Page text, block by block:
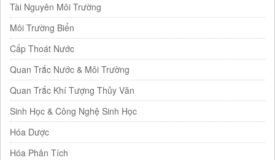
Tài Nguyên Môi Trường
Môi Trường Biển
Cấp Thoát Nước
Quan Trắc Nước & Môi Trường
Quan Trắc Khí Tượng Thủy Văn
Sinh Học & Công Nghệ Sinh Học
Hóa Dược
Hóa Phân Tích